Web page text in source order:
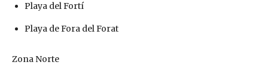
Playa del Fortí
Playa de Fora del Forat
Zona Norte